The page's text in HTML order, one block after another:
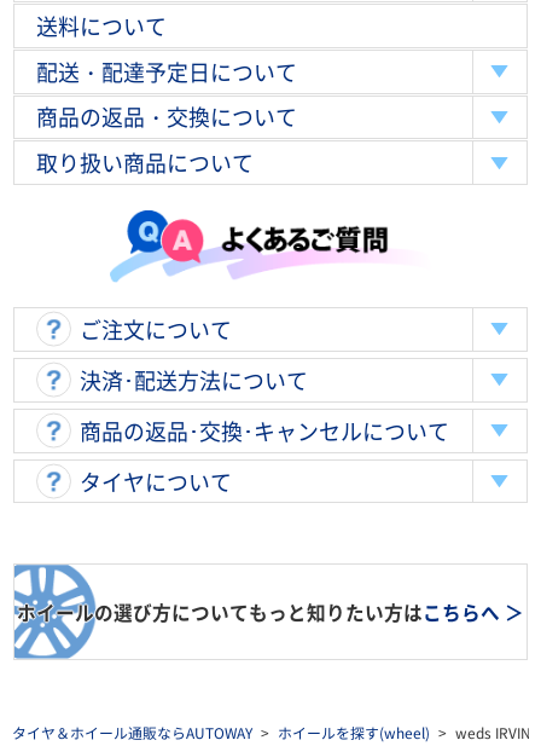
送料について
配送・配達予定日について
商品の返品・交換について
取り扱い商品について
ご注文について
決済･配送方法について
商品の返品･交換･キャンセルについて
タイヤについて
ホイールの選び方についてもっと知りたい方はこちらへ ＞
タイヤ＆ホイール通販ならAUTOWAY > ホイールを探す(wheel) > weds